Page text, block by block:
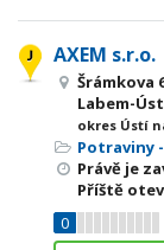
AXEM s.r.o.
Šrámkova
Labem-
okres Ústí
Potraviny
Právě je
Příště
0